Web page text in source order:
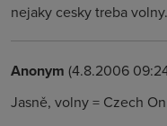
nejaky cesky treba
Anonym (4.8.2006
Jasně, volny = Czech